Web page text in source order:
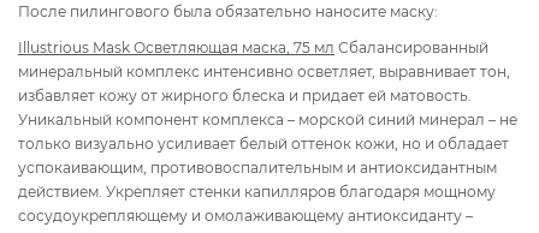
После пилингового была обязательно наносите маску:
Illustrious Mask Осветляющая маска, 75 мл Сбалансированный
минеральный комплекс интенсивно осветляет, выравнивает тон,
избавляет кожу от жирного блеска и придает ей матовость.
Уникальный компонент комплекса – морской синий минерал – не
только визуально усиливает белый оттенок кожи, но и обладает
успокаивающим, противовоспалительным и антиоксидантным
действием. Укрепляет стенки капилляров благодаря мощному
сосудоукрепляющему и омолаживающему антиоксиданту –